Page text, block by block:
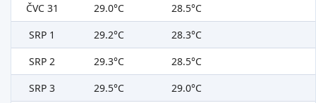
ČVC 31
29.0°C
28.5°C
SRP 1
29.2°C
28.3°C
SRP 2
29.3°C
28.5°C
SRP 3
29.5°C
29.0°C